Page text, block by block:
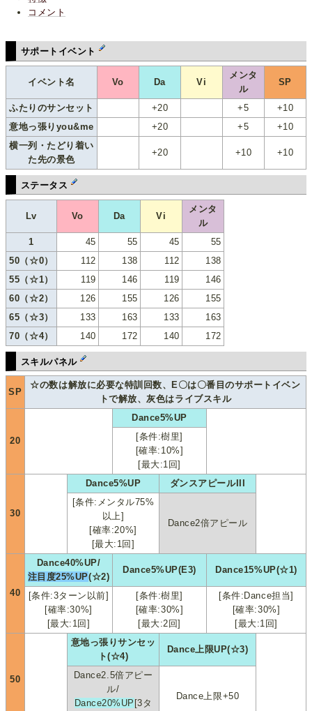
コメント
サポートイベント
イベント名 Vo Da Vi
メンタ
ル
SP
ふたりのサンセット +20 +5
+10
意地っ張りyou&me
+20 +5
+10
横一列・たどり着い
た先の景色
+20 +10 +10
ステータス
Lv Vo Da Vi
メンタ
ル
1
45 55 45
55
50（☆0）
112 138 112
138
55（☆1）
119 146 119
146
60（☆2）
126 155 126
155
65（☆3）
133 163 133
163
70（☆4）
140 172 140 172
スキルパネル
SP
☆の数は解放に必要な特訓回数、E〇は〇番目のサポートイベン
トで解放、灰色はライブスキル
20
Dance5%UP
[条件:樹里]
[確率:10%]
[最大:1回]
30
Dance5%UP
ダンスアピールIII
[条件:メンタル75%
以上]
[確率:20%]
[最大:1回]
Dance2倍アピール
40
Dance40%UP/
注目度25%UP(☆2)
Dance5%UP(E3) Dance15%UP(☆1)
[条件:3ターン以前]
[確率:30%]
[最大:1回]
[条件:樹里]
[確率:30%]
[最大:2回]
[条件:Dance担当]
[確率:30%]
[最大:1回]
50
意地っ張りサンセッ
ト(☆4)
Dance上限UP(☆3)
Dance2.5倍アピー
ル/
Dance20%UP [3タ
Dance上限+50